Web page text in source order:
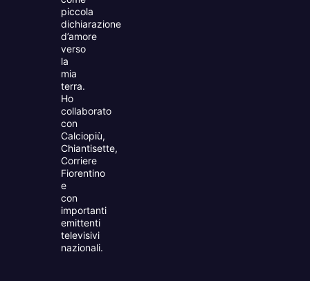
piccola
dichiarazione
d’amore
verso
la
mia
terra.
Ho
collaborato
con
Calciopiù,
Chiantisette,
Corriere
Fiorentino
e
con
importanti
emittenti
televisivi
nazionali.